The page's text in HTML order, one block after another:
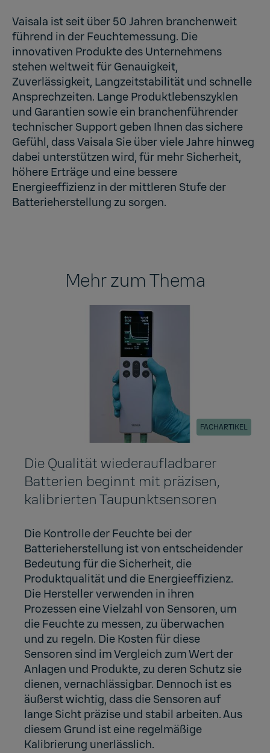
Vaisala ist seit über 50 Jahren branchenweit
führend in der Feuchtemessung. Die
innovativen Produkte des Unternehmens
stehen weltweit für Genauigkeit,
Zuverlässigkeit, Langzeitstabilität und schnelle
Ansprechzeiten. Lange Produktlebenszyklen
und Garantien sowie ein branchenführender
technischer Support geben Ihnen das sichere
Gefühl, dass Vaisala Sie über viele Jahre hinweg
dabei unterstützen wird, für mehr Sicherheit,
höhere Erträge und eine bessere
Energieeffizienz in der mittleren Stufe der
Batterieherstellung zu sorgen.
Mehr zum Thema
FACHARTIKEL
Die Qualität wiederaufladbarer
Batterien beginnt mit präzisen,
kalibrierten Taupunktsensoren
Die Kontrolle der Feuchte bei der
Batterieherstellung ist von entscheidender
Bedeutung für die Sicherheit, die
Produktqualität und die Energieeffizienz.
Die Hersteller verwenden in ihren
Prozessen eine Vielzahl von Sensoren, um
die Feuchte zu messen, zu überwachen
und zu regeln. Die Kosten für diese
Sensoren sind im Vergleich zum Wert der
Anlagen und Produkte, zu deren Schutz sie
dienen, vernachlässigbar. Dennoch ist es
äußerst wichtig, dass die Sensoren auf
lange Sicht präzise und stabil arbeiten. Aus
diesem Grund ist eine regelmäßige
Kalibrierung unerlässlich.